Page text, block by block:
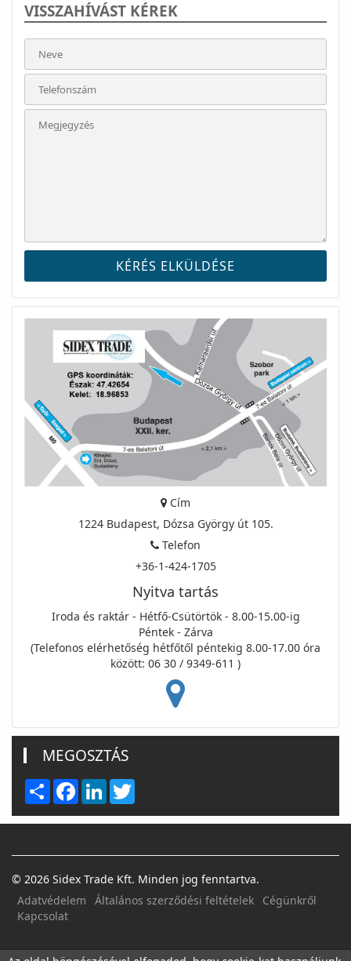
VISSZAHÍVÁST KÉREK
Cím
1224 Budapest, Dózsa György út 105.
Telefon
+36-1-424-1705
Nyitva tartás
Iroda és raktár - Hétfő-Csütörtök - 8.00-15.00-ig
Péntek - Zárva
(Telefonos elérhetőség hétfőtől péntekig 8.00-17.00 óra
között: 06 30 / 9349-611 )
MEGOSZTÁS
Share FacebookLinkedIn
© 2026 Sidex Trade Kft. Minden jog fenntartva.
Adatvédelem
Általános szerződési feltételek
Cégünkről
Kapcsolat